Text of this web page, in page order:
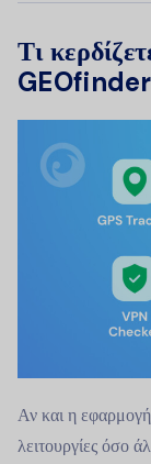
Τι
GEOfinder
Αν και η
λειτουργίες όσο